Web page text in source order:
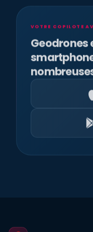
VOTRE COPILOTE
Geodrones